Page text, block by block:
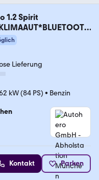
1.2 Spirit
Lieferung
kW (84 PS) • Benzin
Kontakt Parken